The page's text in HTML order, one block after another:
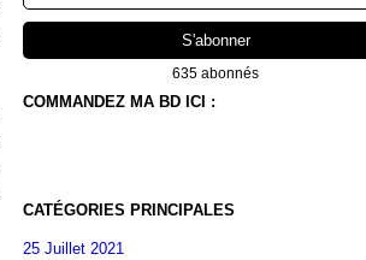
635 abonnés
COMMANDEZ MA BD ICI :
CATÉGORIES PRINCIPALES
25 Juillet 2021